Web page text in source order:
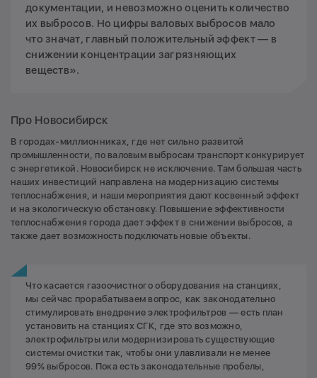
документации, и невозможно оценить количество
их выбросов. Но цифры валовых выбросов мало
что значат, главный положительный эффект — в
снижении концентрации загрязняющих
веществ».
Про Новосибирск
В городах-миллионниках, где нет сильно развитой
промышленности, по валовым выбросам транспорт конкурирует
с энергетикой. Новосибирск не исключение. Там большая часть
наших инвестиций направлена на модернизацию системы
теплоснабжения, и наши мероприятия дают косвенный эффект
и на экологическую обстановку. Повышение эффективности
теплоснабжения города дает эффект в снижении выбросов, а
также дает возможность подключать новые объекты.
Что касается газоочистного оборудования на станциях,
мы сейчас прорабатываем вопрос, как законодательно
стимулировать внедрение электрофильтров — есть план
установить на станциях СГК, где это возможно,
электрофильтры или модернизировать существующие
системы очистки так, чтобы они улавливали не менее
99% выбросов. Пока есть законодательные пробелы,